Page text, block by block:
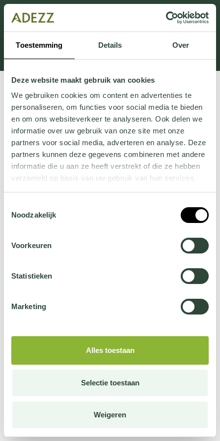
Toestemming Details Over
Deze website maakt gebruik van cookies
We gebruiken cookies om content en advertenties te
personaliseren, om functies voor social media te bieden
en om ons websiteverkeer te analyseren. Ook delen we
informatie over uw gebruik van onze site met onze
partners voor social media, adverteren en analyse. Deze
partners kunnen deze gegevens combineren met andere
informatie die u aan ze heeft verstrekt of die ze hebben
verzameld op basis van uw gebruik van hun services.
jehier.
Noodzakelijk
Voorkeuren
Statistieken
Marketing
Alles toestaan
Selectie toestaan
Weigeren
Cette section est actuellement en maintenance.
Si vous manquez des informations, vous pouvez nous
appeler au +31 413 395 295 ou nous envoyer un e-